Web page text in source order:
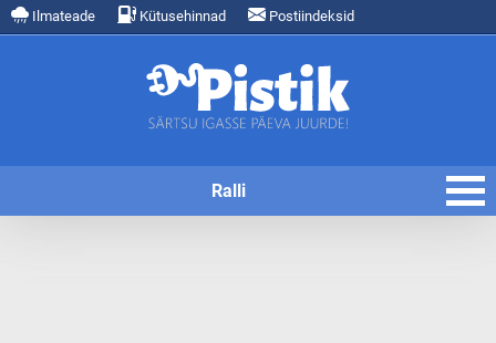
Ilmateade Kütusehinnad Postiindeksid
Ralli